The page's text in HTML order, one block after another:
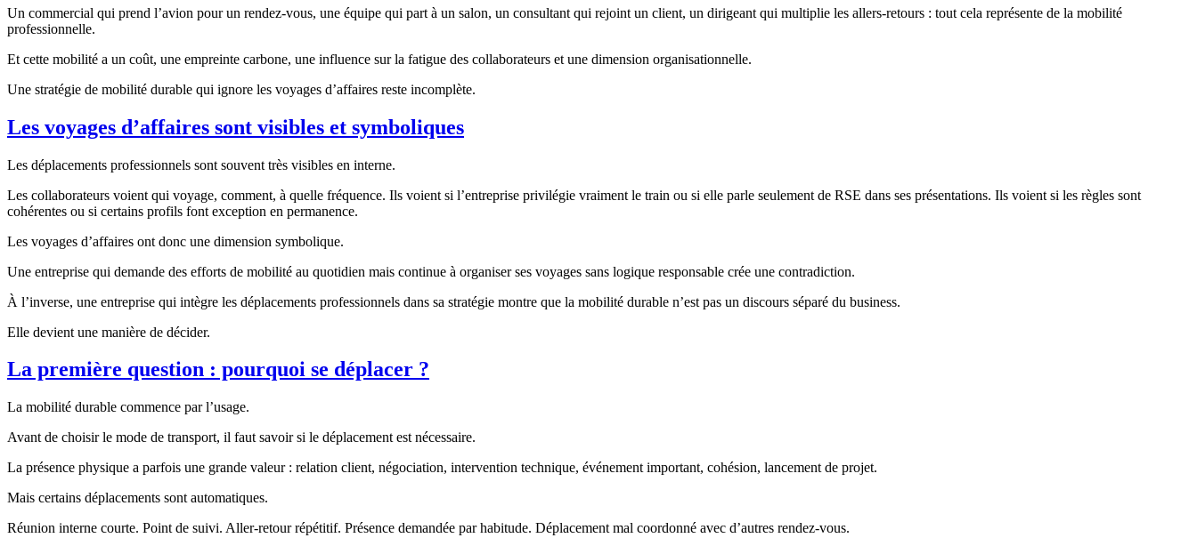
Un commercial qui prend l’avion pour un rendez-vous, une équipe qui part à un salon, un consultant qui rejoint un client, un dirigeant qui multiplie les allers-retours : tout cela représente de la mobilité
professionnelle.
Et cette mobilité a un coût, une empreinte carbone, une influence sur la fatigue des collaborateurs et une dimension organisationnelle.
Une stratégie de mobilité durable qui ignore les voyages d’affaires reste incomplète.
Les voyages d’affaires sont visibles et symboliques
Les déplacements professionnels sont souvent très visibles en interne.
Les collaborateurs voient qui voyage, comment, à quelle fréquence. Ils voient si l’entreprise privilégie vraiment le train ou si elle parle seulement de RSE dans ses présentations. Ils voient si les règles sont
cohérentes ou si certains profils font exception en permanence.
Les voyages d’affaires ont donc une dimension symbolique.
Une entreprise qui demande des efforts de mobilité au quotidien mais continue à organiser ses voyages sans logique responsable crée une contradiction.
À l’inverse, une entreprise qui intègre les déplacements professionnels dans sa stratégie montre que la mobilité durable n’est pas un discours séparé du business.
Elle devient une manière de décider.
La première question : pourquoi se déplacer ?
La mobilité durable commence par l’usage.
Avant de choisir le mode de transport, il faut savoir si le déplacement est nécessaire.
La présence physique a parfois une grande valeur : relation client, négociation, intervention technique, événement important, cohésion, lancement de projet.
Mais certains déplacements sont automatiques.
Réunion interne courte. Point de suivi. Aller-retour répétitif. Présence demandée par habitude. Déplacement mal coordonné avec d’autres rendez-vous.